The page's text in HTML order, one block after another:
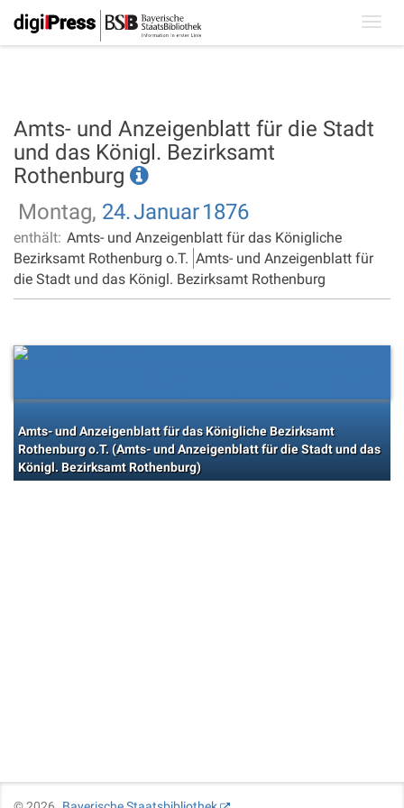
Amts- und Anzeigenblatt für die Stadt
und das Königl. Bezirksamt
Rothenburg
Montag, 24.Januar1876
enthält: Amts- und Anzeigenblatt für das Königliche
Bezirksamt Rothenburg o.T. Amts- und Anzeigenblatt für
die Stadt und das Königl. Bezirksamt Rothenburg
Amts- und Anzeigenblatt für das Königliche Bezirksamt
Rothenburg o.T. (Amts- und Anzeigenblatt für die Stadt und das
Königl. Bezirksamt Rothenburg)